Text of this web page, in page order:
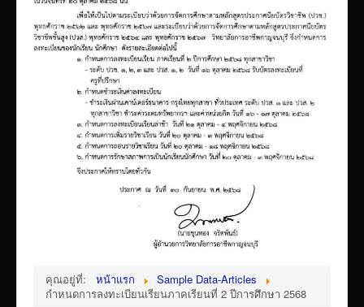
แบบประเมินครูผู้สอน
ห้องสมุดอิเล็กทรอนิกส์
ศูนย์ซ่อมสร้างเพื่อชุมชน FixitCenter
รวม Link หน้าเว็บ QRCode
กฎหมายด้านการศึกษา
ร้องเรียน/ร้องทุกข์/สอบถามรายละเอียด
e-learning(sandbox)
เผยแพร่ผลงานวิชาการ
ข้อมูลเปิดเผยต่อสาธารณะ ita 2569
คุณอยู่ที่: หน้าแรก
Sample Data-Articles
กำหนดการลงทะเบียนเรียนภาคเรียนที่ 2 ปีการศึกษา 2568